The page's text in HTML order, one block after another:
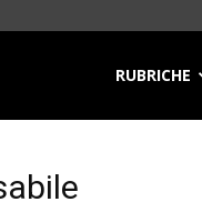
RUBRICHE